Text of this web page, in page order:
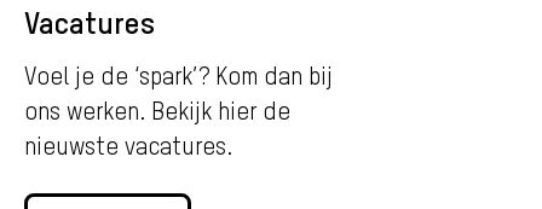
Vacatures
Voel je de ‘spark’? Kom dan bij
ons werken. Bekijk hier de
nieuwste vacatures.